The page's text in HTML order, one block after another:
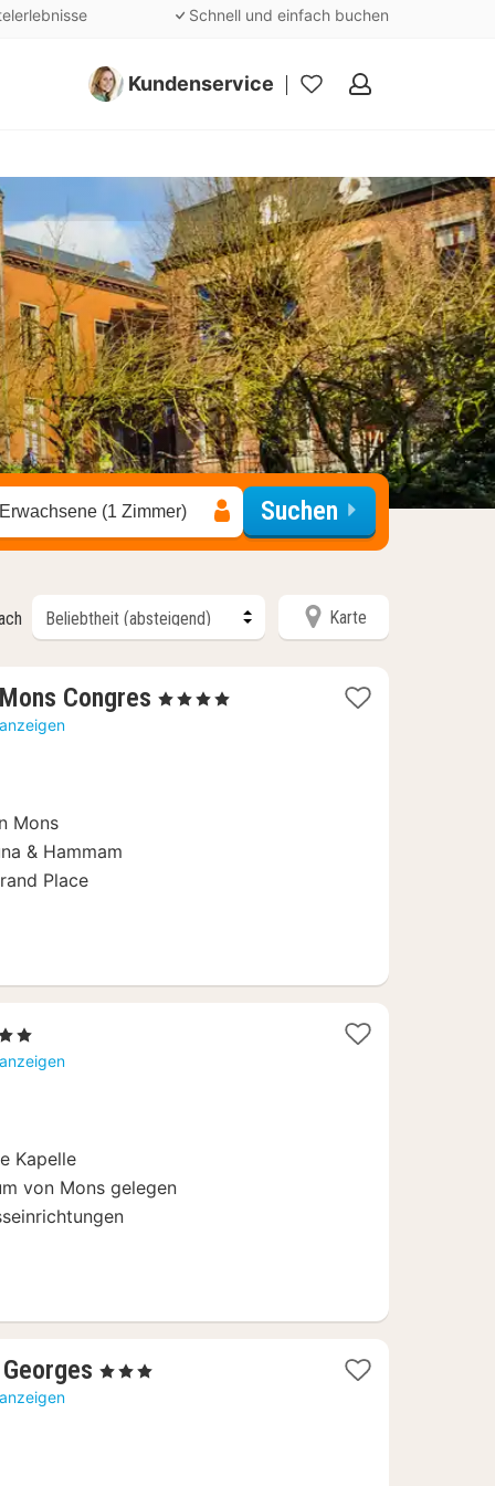
Schnell und einfach buchen
Kundenservice
Meine
(1 Zimmer) Suchen
Karte
Congres 1
, 4 Sterne
Mons
& Hammam
Place
Kapelle
von Mons gelegen
1
, 3 Sterne